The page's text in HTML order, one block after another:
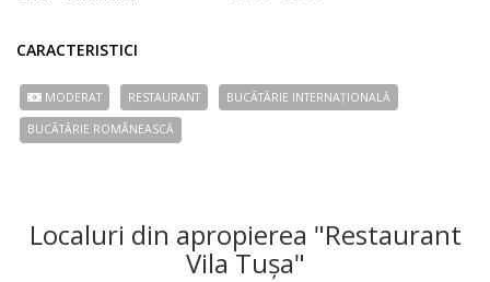
CARACTERISTICI
MODERAT RESTAURANT BUCÃTÃRIE INTERNAȚIONALĂ
BUCÃTÃRIE ROMÂNEASCĂ
Localuri din apropierea "Restaurant
Vila Tușa"